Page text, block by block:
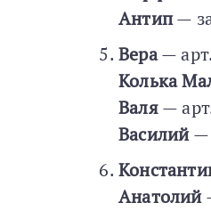
Антип—
Вера—
Колька
Валя—
Василий—
Анатолий